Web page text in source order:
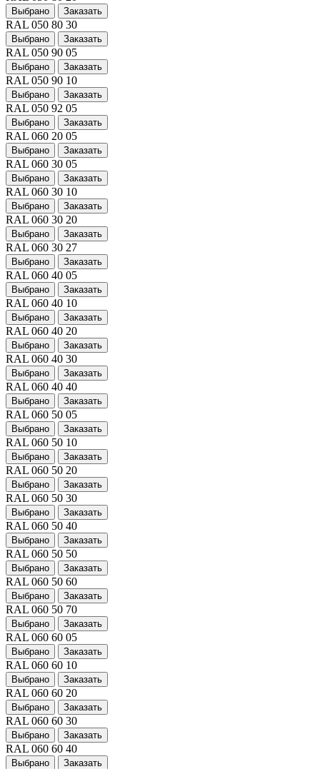
Выбрано Заказать
RAL 050 80 30
Выбрано Заказать
RAL 050 90 05
Выбрано Заказать
RAL 050 90 10
Выбрано Заказать
RAL 050 92 05
Выбрано Заказать
RAL 060 20 05
Выбрано Заказать
RAL 060 30 05
Выбрано Заказать
RAL 060 30 10
Выбрано Заказать
RAL 060 30 20
Выбрано Заказать
RAL 060 30 27
Выбрано Заказать
RAL 060 40 05
Выбрано Заказать
RAL 060 40 10
Выбрано Заказать
RAL 060 40 20
Выбрано Заказать
RAL 060 40 30
Выбрано Заказать
RAL 060 40 40
Выбрано Заказать
RAL 060 50 05
Выбрано Заказать
RAL 060 50 10
Выбрано Заказать
RAL 060 50 20
Выбрано Заказать
RAL 060 50 30
Выбрано Заказать
RAL 060 50 40
Выбрано Заказать
RAL 060 50 50
Выбрано Заказать
RAL 060 50 60
Выбрано Заказать
RAL 060 50 70
Выбрано Заказать
RAL 060 60 05
Выбрано Заказать
RAL 060 60 10
Выбрано Заказать
RAL 060 60 20
Выбрано Заказать
RAL 060 60 30
Выбрано Заказать
RAL 060 60 40
Выбрано Заказать